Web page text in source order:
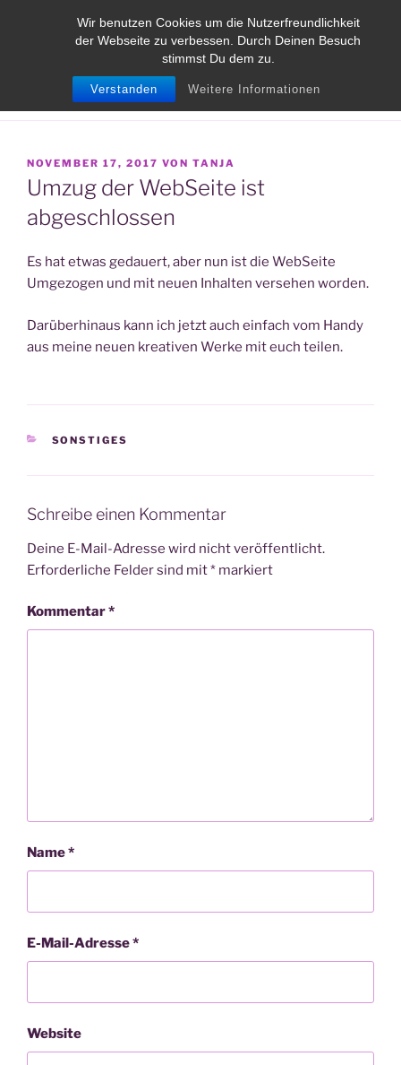
Wir benutzen Cookies um die Nutzerfreundlichkeit
der Webseite zu verbessen. Durch Deinen Besuch
stimmst Du dem zu.
Verstanden Weitere Informationen
TANJA MESSMER
Die Schneiderin für besondere Fälle
Menü
VERÖFFENTLICHT
AM
NOVEMBER 17, 2017 VON TANJA
Umzug der WebSeite ist
abgeschlossen
Es hat etwas gedauert, aber nun ist die WebSeite
Umgezogen und mit neuen Inhalten versehen worden.
Darüberhinaus kann ich jetzt auch einfach vom Handy
aus meine neuen kreativen Werke mit euch teilen.
KATEGORIEN
SONSTIGES
Schreibe einen Kommentar
Deine E-Mail-Adresse wird nicht veröffentlicht.
Erforderliche Felder sind mit* markiert
Kommentar*
Name*
E-Mail-Adresse*
Website